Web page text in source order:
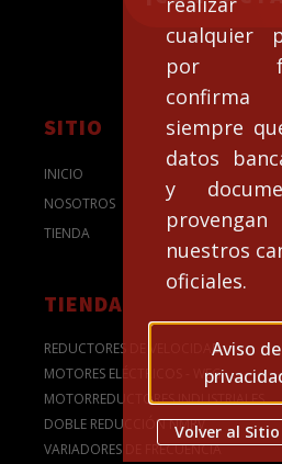
cualquier
por
confirma
siempre
datos
y
nuestros
oficiales.
Aviso de
Volver al Sitio
SITIO
INICIO
NOSOTROS
TIENDA
TIENDA
REDUCTORES DE VELOCIDAD
MOTORES ELÉCTRICOS - WEG
MOTORREDUCTORES INDUSTRIALES
DOBLE REDUCCIÓN NMRV
VARIADORES DE FRECUENCIA